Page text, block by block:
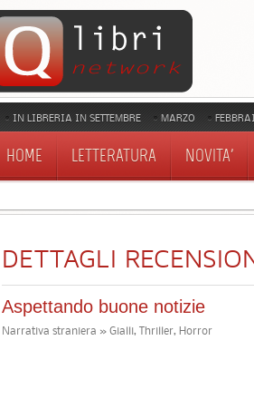
IN LIBRERIA IN SETTEMBRE MARZO
HOME LETTERATURA NOVITA'
DETTAGLI
Aspettando buone notizie
Narrativa straniera » Gialli, Thriller, Horror